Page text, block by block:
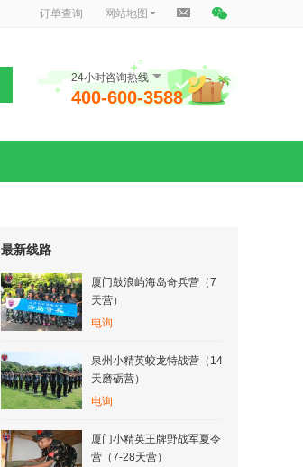
订单查询 网站地图
24小时咨询热线
400-600-3588
最新线路
厦门鼓浪屿海岛奇兵营（7
天营）
电询
泉州小精英蛟龙特战营（14
天磨砺营）
电询
厦门小精英王牌野战军夏令
营（7-28天营）